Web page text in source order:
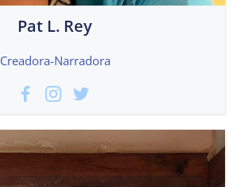
Pat L. Rey
Creadora-Narradora